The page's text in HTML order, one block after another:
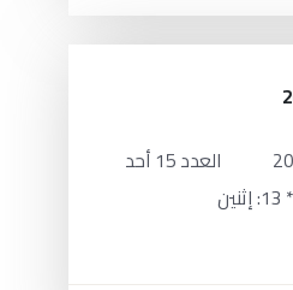
الأحد 12 نيسان 2015 العدد 15 أحد
الفصح المقدَّس * 13: إثنين